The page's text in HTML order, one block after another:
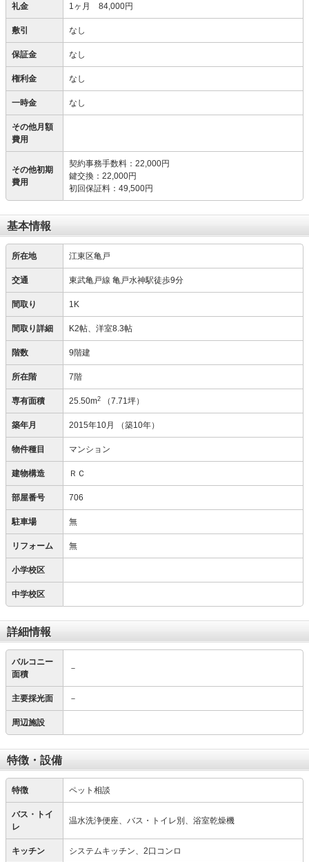
礼金 1ヶ月 84,000円
敷引 なし
保証金 なし
権利金 なし
一時金 なし
その他月額
費用
その他初期
費用
契約事務手数料 ： 22,000円
鍵交換 ： 22,000円
初回保証料 ： 49,500円
基本情報
所在地 江東区亀戸
交通 東武亀戸線 亀戸水神駅徒歩9分
間取り 1K
間取り詳細 K2帖、洋室8.3帖
階数 9階建
所在階 7階
専有面積 25.50m2 （7.71坪）
築年月 2015年10月 （築10年）
物件種目 マンション
建物構造 ＲＣ
部屋番号 706
駐車場 無
リフォーム 無
小学校区
中学校区
詳細情報
バルコニー
面積
－
主要採光面 －
周辺施設
特徴・設備
特徴 ペット相談
バス・トイ
レ
温水洗浄便座、バス・トイレ別、浴室乾燥機
キッチン システムキッチン、2口コンロ